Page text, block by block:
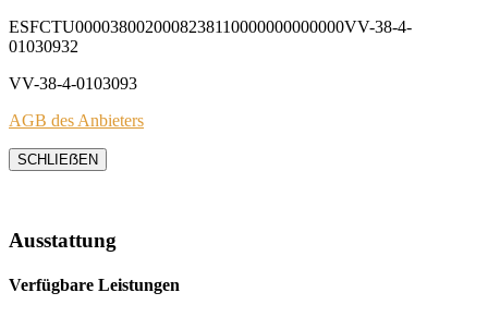
ESFCTU0000380020008238110000000000000VV-38-4-
01030932
VV-38-4-0103093
AGB des Anbieters
SCHLIEẞEN
Ausstattung
Verfügbare Leistungen